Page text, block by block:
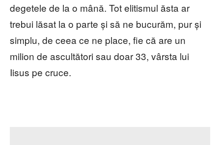
degetele de la o mână. Tot elitismul ăsta ar
trebui lăsat la o parte și să ne bucurăm, pur și
simplu, de ceea ce ne place, fie că are un
milion de ascultători sau doar 33, vârsta lui
Iisus pe cruce.